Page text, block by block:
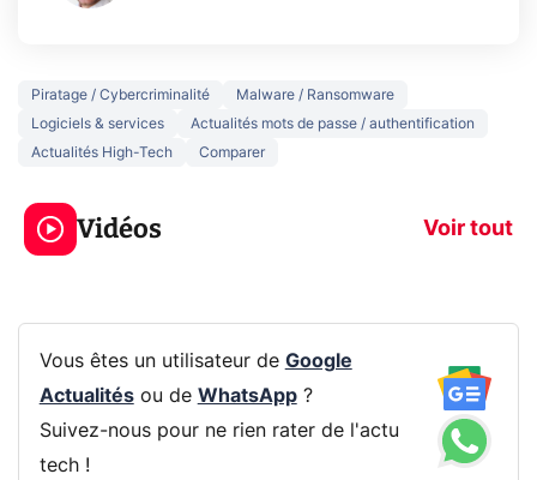
Piratage / Cybercriminalité
Malware / Ransomware
Logiciels & services
Actualités mots de passe / authentification
Actualités High-Tech
Comparer
Vidéos Voir tout
5 générations de
jeux dans la
prochaine Xbox !
navigation
Vous êtes un utilisateur de Google
Actualitésou de WhatsApp?
Suivez-nous pour ne rien rater de l'actu
tech !